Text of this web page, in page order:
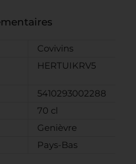
Covivins
HERTUIKRV5
5410293002288
70 cl
Genièvre
Pays-Bas